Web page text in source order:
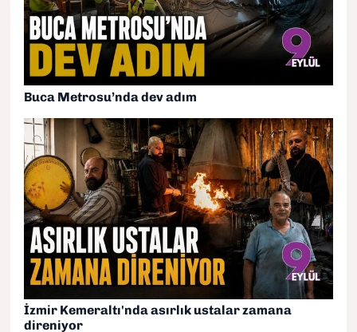
Buca Metrosu’nda dev adım
İzmir Kemeraltı'nda asırlık ustalar zamana
direniyor